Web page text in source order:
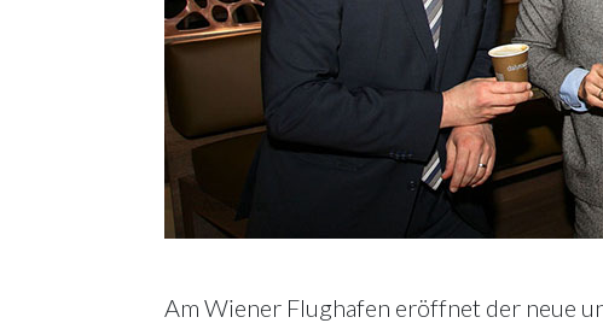
Am Wiener Flughafen eröffnet der neue